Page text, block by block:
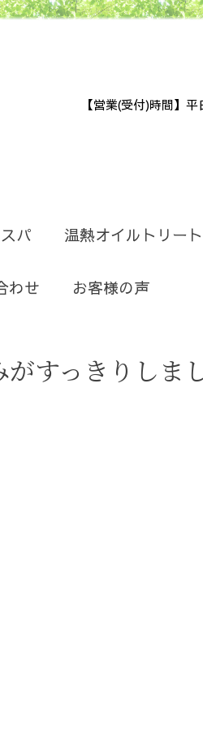
【営業(受付)時間】
パ 温熱オイルトリー
わせ お客様の声
すっきりしま